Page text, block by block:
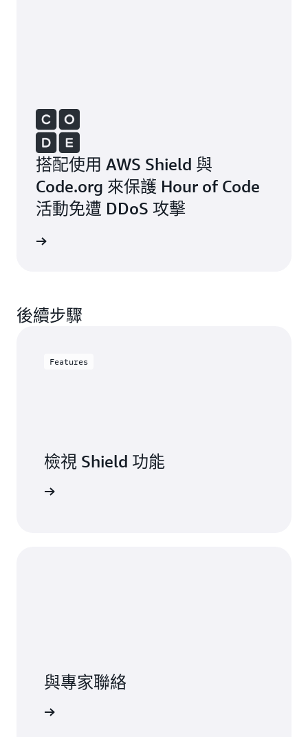
搭配使用 AWS Shield 與
Code.org 來保護 Hour of Code
活動免遭 DDoS 攻擊
後續步驟
Features
檢視 Shield 功能
與專家聯絡